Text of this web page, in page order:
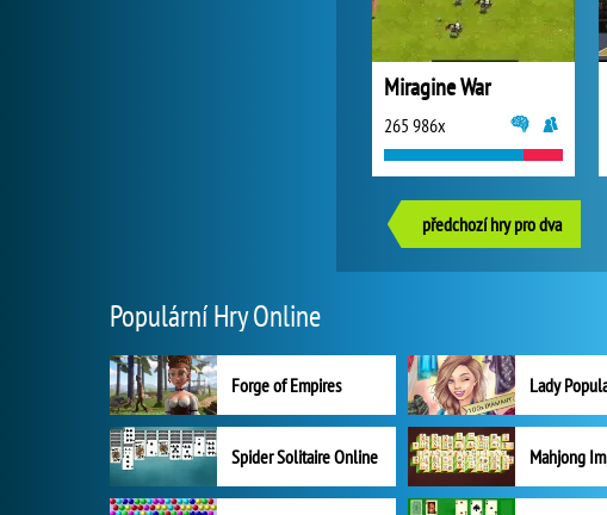
Miragine War
265 986x
předchozí hry pro dva
Populární Hry Online
Forge of Empires Lady
Spider Solitaire Online Mahjong